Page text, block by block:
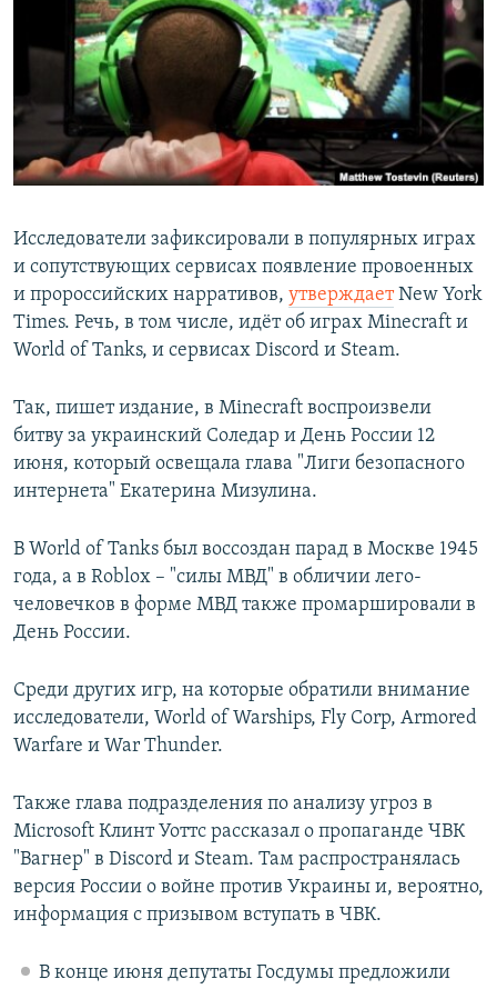
РАСПИСАНИЕ ВЕЩАНИЯ
ПОДПИШИТЕСЬ НА РАССЫЛКУ
СОЦИАЛЬНЫЕ СЕТИ
Все сайты РСЕ/РС
Исследователи зафиксировали в популярных играх
и сопутствующих сервисах появление провоенных
и пророссийских нарративов, утверждаетNew York
Times. Речь, в том числе, идёт об играх Minecraft и
World of Tanks, и сервисах Discord и Steam.
Так, пишет издание, в Minecraft воспроизвели
битву за украинский Соледар и День России 12
июня, который освещала глава "Лиги безопасного
интернета" Екатерина Мизулина.
В World of Tanks был воссоздан парад в Москве 1945
года, а в Roblox – "силы МВД" в обличии лего-
человечков в форме МВД также промаршировали в
День России.
Среди других игр, на которые обратили внимание
исследователи, World of Warships, Fly Corp, Armored
Warfare и War Thunder.
Также глава подразделения по анализу угроз в
Microsoft Клинт Уоттс рассказал о пропаганде ЧВК
"Вагнер" в Discord и Steam. Там распространялась
версия России о войне против Украины и, вероятно,
информация с призывом вступать в ЧВК.
В конце июня депутаты Госдумы предложили